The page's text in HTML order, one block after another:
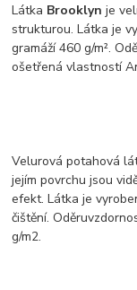
Látka Brooklyn je
strukturou. Látka je
gramáží 460 g/m².
ošetřená vlastností
Velurová potahová
jejím povrchu jsou
efekt. Látka je
čištění.
g/m2.